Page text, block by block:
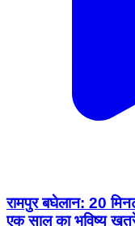
रामपुर बघेलान: 20
एक साल का भविष्य